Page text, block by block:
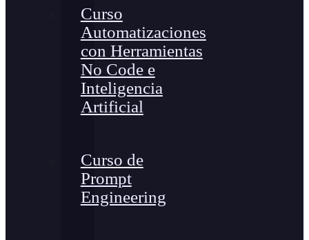
Curso
Automatizaciones
con Herramientas
No Code e
Inteligencia
Artificial
Curso de
Prompt
Engineering